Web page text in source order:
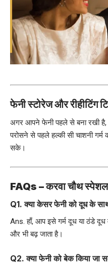
फेनी स्टोरेज और रीहीटिंग
अगर आपने फेनी पहले से बना रखी
परोसने से पहले हल्की सी चाशनी
सके।
FAQs –करवा चौथ
Q1. क्या केसर फेनी को दूध के
Ans. हाँ, आप इसे गर्म दूध या ठंडे
और भी बढ़ जाता है।
Q2. क्या फेनी को बेक किया जा